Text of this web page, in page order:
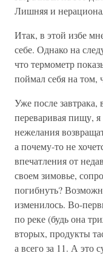
Лишняя и
Итак, в этой избе
себе. Однако на
что термометр
поймал себя на том,
Уже после
переваривая пищу,
нежелания
а почему-то не
впечатления от
своем зимовье,
погибнуть?
изменилось. Во-
по реке (будь она
вторых, продукты
а всего за 11. А это